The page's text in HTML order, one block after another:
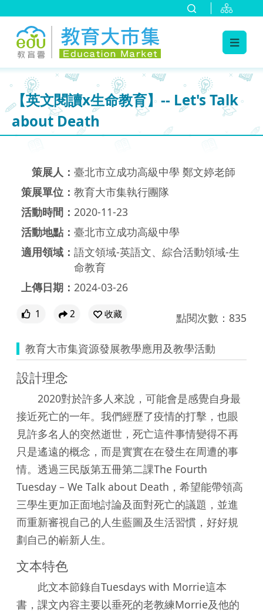
【英文閱讀x生命教育】-- Let's Talk
about Death
策展人： 臺北市立成功高級中學 鄭文婷老師
策展單位： 教育大市集執行團隊
活動時間： 2020-11-23
活動地點： 臺北市立成功高級中學
適用領域： 語文領域-英語文、綜合活動領域-生
命教育
上傳日期： 2024-03-26
1 2 收藏 點閱次數：835
教育大市集資源發展教學應用及教學活動
設計理念
2020對於許多人來說，可能會是感覺自身最
接近死亡的一年。我們經歷了疫情的打擊，也眼
見許多名人的突然逝世，死亡這件事情變得不再
只是遙遠的概念，而是實實在在發生在周遭的事
情。透過三民版第五冊第二課The Fourth
Tuesday – We Talk about Death，希望能帶領高
三學生更加正面地討論及面對死亡的議題，並進
而重新審視自己的人生藍圖及生活習慣，好好規
劃自己的嶄新人生。
文本特色
此文本節錄自Tuesdays with Morrie這本
書，課文內容主要以垂死的老教練Morrie及他的